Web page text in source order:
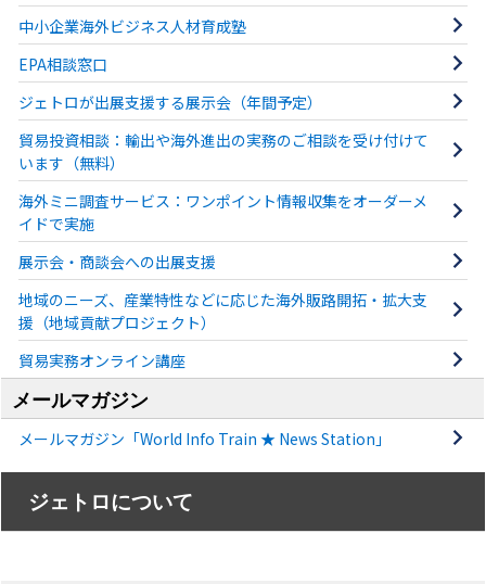
中⼩企業海外ビジネス⼈材育成塾
EPA相談窓口
ジェトロが出展支援する展示会（年間予定）
貿易投資相談：輸出や海外進出の実務のご相談を受け付けて
います（無料）
海外ミニ調査サービス：ワンポイント情報収集をオーダーメ
イドで実施
展示会・商談会への出展支援
地域のニーズ、産業特性などに応じた海外販路開拓・拡大支
援（地域貢献プロジェクト）
貿易実務オンライン講座
メールマガジン
メールマガジン「World Info Train ★ News Station」
ジェトロについて